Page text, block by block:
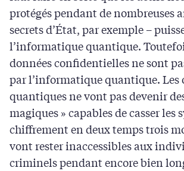
protégés pendant de nombreuses
secrets d’État, par exemple –
l’informatique quantique.
données confidentielles ne sont
par l’informatique quantique. Les
quantiques ne vont pas devenir
magiques » capables de casser les
chiffrement en deux temps trois
vont rester inaccessibles aux
criminels pendant encore bien